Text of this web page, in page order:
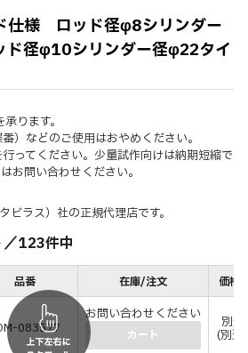
仕様 ロッド径φ8シリンダー
ド径φ10シリンダー径φ22タイ
ります。
）などのご使用はおやめください。
ってください。少量試作向けは納期短縮で
お問い合わせください。
ビラス）社の正規代理店です。
／123件中
品番 在庫/注文 価格(
083577
お問い合わせください
カート
別途
(別途